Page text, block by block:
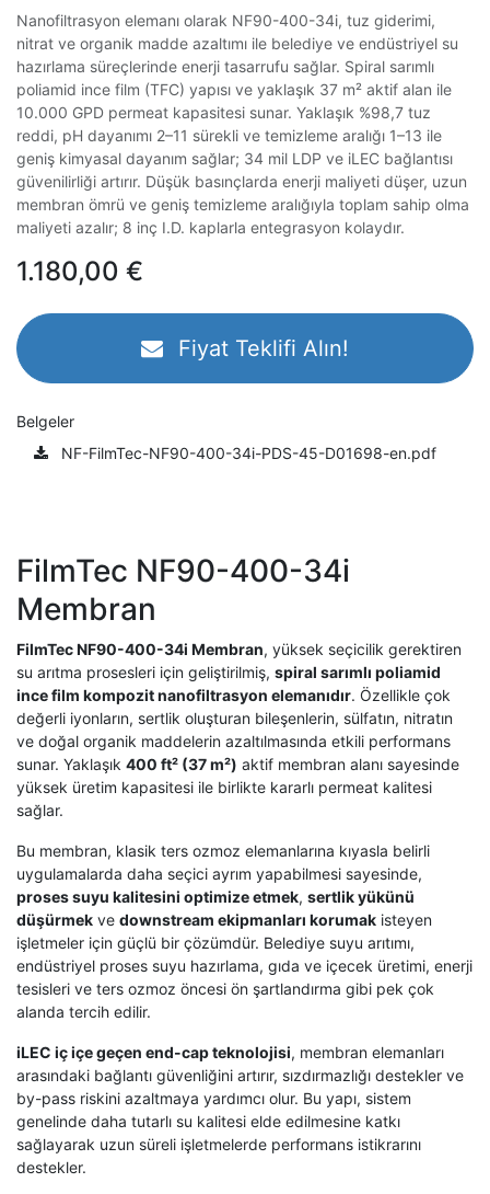
Nanofiltrasyon elemanı olarak NF90-400-34i, tuz giderimi,
nitrat ve organik madde azaltımı ile belediye ve endüstriyel su
hazırlama süreçlerinde enerji tasarrufu sağlar. Spiral sarımlı
poliamid ince film (TFC) yapısı ve yaklaşık 37 m² aktif alan ile
10.000 GPD permeat kapasitesi sunar. Yaklaşık %98,7 tuz
reddi, pH dayanımı 2–11 sürekli ve temizleme aralığı 1–13 ile
geniş kimyasal dayanım sağlar; 34 mil LDP ve iLEC bağlantısı
güvenilirliği artırır. Düşük basınçlarda enerji maliyeti düşer, uzun
membran ömrü ve geniş temizleme aralığıyla toplam sahip olma
maliyeti azalır; 8 inç I.D. kaplarla entegrasyon kolaydır.
1.180,00 €
Fiyat Teklifi Alın!
Belgeler
NF-FilmTec-NF90-400-34i-PDS-45-D01698-en.pdf
FilmTec NF90-400-34i
Membran
FilmTec NF90-400-34i Membran, yüksek seçicilik gerektiren
su arıtma prosesleri için geliştirilmiş, spiral sarımlı poliamid
ince film kompozit nanofiltrasyon elemanıdır. Özellikle çok
değerli iyonların, sertlik oluşturan bileşenlerin, sülfatın, nitratın
ve doğal organik maddelerin azaltılmasında etkili performans
sunar. Yaklaşık 400 ft² (37 m²) aktif membran alanı sayesinde
yüksek üretim kapasitesi ile birlikte kararlı permeat kalitesi
sağlar.
Bu membran, klasik ters ozmoz elemanlarına kıyasla belirli
uygulamalarda daha seçici ayrım yapabilmesi sayesinde,
proses suyu kalitesini optimize etmek, sertlik yükünü
düşürmek ve downstream ekipmanları korumak isteyen
işletmeler için güçlü bir çözümdür. Belediye suyu arıtımı,
endüstriyel proses suyu hazırlama, gıda ve içecek üretimi, enerji
tesisleri ve ters ozmoz öncesi ön şartlandırma gibi pek çok
alanda tercih edilir.
iLEC iç içe geçen end-cap teknolojisi, membran elemanları
arasındaki bağlantı güvenliğini artırır, sızdırmazlığı destekler ve
by-pass riskini azaltmaya yardımcı olur. Bu yapı, sistem
genelinde daha tutarlı su kalitesi elde edilmesine katkı
sağlayarak uzun süreli işletmelerde performans istikrarını
destekler.